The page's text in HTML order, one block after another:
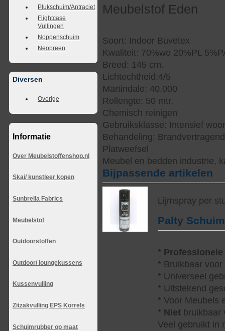
Plukschuim/Antraciet
Flightcase
Vullingen
Noppenschuim
Neopreen
Diversen
Overige
Informatie
Over Meubelstoffenshop.nl
Skai/ kunstleer kopen
Sunbrella Fabrics
Meubelstof
Outdoorstoffen
Outdoor/ loungekussens
Kussenvulling
Zitzakvulling EPS Korrels
Schuimrubber op maat
Meubelstof Eden
Soort: Indoor Buvetex
Kwaliteit: 70%wo 20%PL
Breed: 145 cm.
Lichtechtheid:4/5
Martindale: 40.000
Rollengte: 50 mtr.
Chemisch reinigen
Gebruiksklasse: Intensief
Behandeling:
Platweefsel
Meubel en bedden industrie,
Bijpassende artikelen
Lijmspray per
Palty
* Professionele
* Bruikbaar
* Universeel
* Uitstekend
* Voor Meubels
* Niet bruikbaar
Veel gebruikt in